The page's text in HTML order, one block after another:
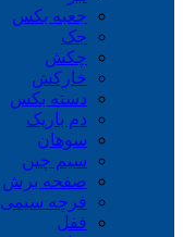
جعبه بکس
جک
چکش
خارکش
دسته بکس
دم باریک
سوهان
سیم چین
صفحه برش
فرچه سیمی
ففل